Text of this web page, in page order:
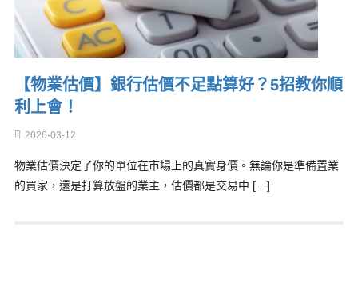
【物業估價】銀行估價不足點算好？5招教你順
利上會！
2026-03-12
物業估價決定了你的單位在市場上的真實身價。無論你是準備置業
的買家，還是打算放盤的業主，估價都是交易中 […]